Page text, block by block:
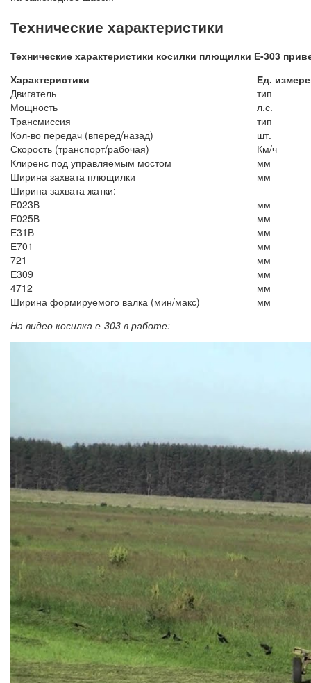
Технические характеристики
Технические характеристики косилки плющилки Е-303
Характеристики
Ед.
Двигатель
тип
Мощность
л.с.
Трансмиссия
тип
Кол-во передач (вперед/назад)
шт.
Скорость (транспорт/рабочая)
Км/ч
Клиренс под управляемым мостом
мм
Ширина захвата плющилки
мм
Ширина захвата жатки:
Е023В
мм
Е025В
мм
Е31В
мм
Е701
мм
721
мм
Е309
мм
4712
мм
Ширина формируемого валка (мин/макс)
мм
На видео косилка е-303 в работе: